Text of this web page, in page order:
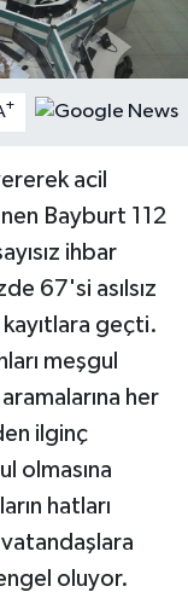
+
acil
Bayburt 112
ihbar
67'si asılsız
geçti.
meşgul
her
ilginç
olmasına
hatları
oluyor.